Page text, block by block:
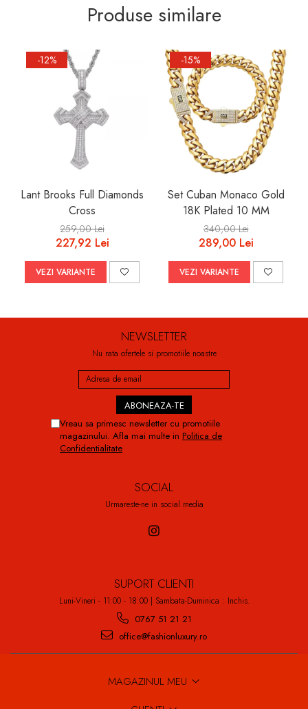
Produse similare
-12%
Lant Brooks Full Diamonds
Cross
259,00 Lei
227,92 Lei
VEZI VARIANTE
-15%
Set Cuban Monaco Gold
18K Plated 10 MM
340,00 Lei
289,00 Lei
VEZI VARIANTE
NEWSLETTER
Nu rata ofertele si promotiile noastre
Vreau sa primesc newsletter cu promotiile
magazinului. Afla mai multe in Politica de
Confidentialitate
SOCIAL
Urmareste-ne in social media
SUPORT CLIENTI
Luni-Vineri - 11:00 - 18:00 | Sambata-Duminica : Inchis.
0767 51 21 21
office@fashionluxury.ro
MAGAZINUL MEU